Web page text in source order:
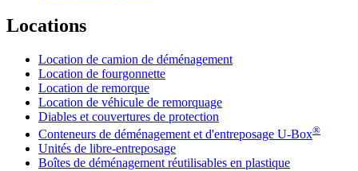
Locations
Location de camion de déménagement
Location de fourgonnette
Location de remorque
Location de véhicule de remorquage
Diables et couvertures de protection
Conteneurs de déménagement et d'entreposage U-Box®
Unités de libre-entreposage
Boîtes de déménagement réutilisables en plastique